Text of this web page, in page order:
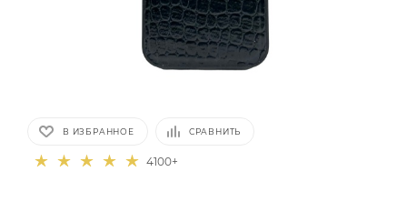
В ИЗБРАННОЕ СРАВНИТЬ
4100+